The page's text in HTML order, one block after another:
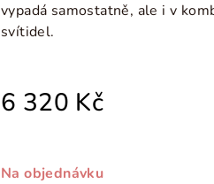
vypadá samostatně, ale i v
svítidel.
6 320 Kč
Na objednávku